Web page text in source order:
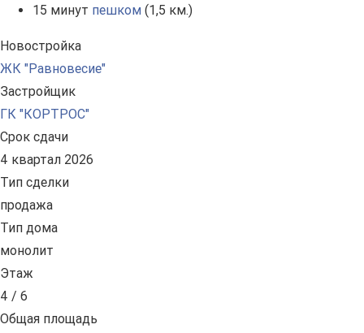
15 минут пешком (1,5 км.)
Новостройка
ЖК "Равновесие"
Застройщик
ГК "КОРТРОС"
Срок сдачи
4 квартал 2026
Тип сделки
продажа
Тип дома
монолит
Этаж
4 / 6
Общая площадь